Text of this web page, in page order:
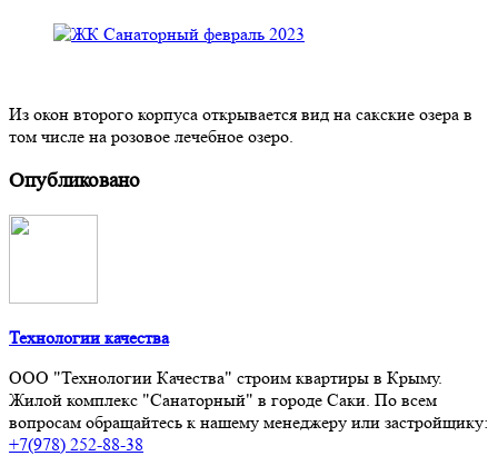
Из окон второго корпуса открывается вид на сакские озера в
том числе на розовое лечебное озеро.
Опубликовано
Технологии качества
ООО "Технологии Качества" строим квартиры в Крыму.
Жилой комплекс "Санаторный" в городе Саки. По всем
вопросам обращайтесь к нашему менеджеру или застройщику:
+7(978) 252-88-38